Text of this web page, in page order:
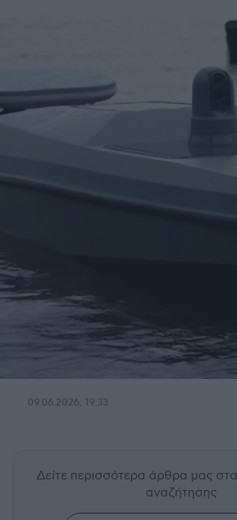
09.06.2026, 19:33
Δείτε περισσότερα άρθρα μας
αναζήτησης